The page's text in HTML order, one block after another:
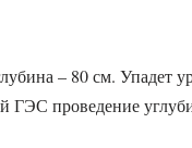
– 80 см. Упадет
ГЭС проведение